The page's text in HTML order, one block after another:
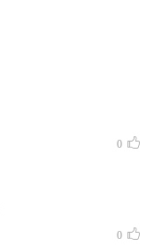
0
0